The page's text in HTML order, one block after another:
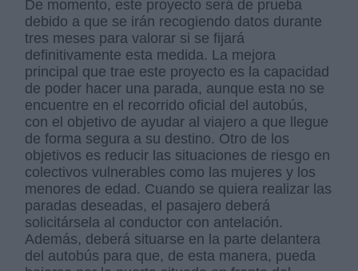
De momento, este proyecto será de prueba
debido a que se irán recogiendo datos durante
tres meses para valorar si se fijará
definitivamente esta medida. La mejora
principal que trae este proyecto es la capacidad
de poder hacer una parada, aunque esta no se
encuentre en el recorrido oficial del autobús,
con el objetivo de ayudar al viajero a que llegue
de forma segura a su destino. Otro de los
objetivos es reducir las situaciones de riesgo en
colectivos vulnerables como las mujeres y los
menores de edad. Cuando se quiera realizar las
paradas deseadas, el pasajero deberá
solicitársela al conductor con antelación.
Además, deberá situarse en la parte delantera
del autobús para que, de esta manera, pueda